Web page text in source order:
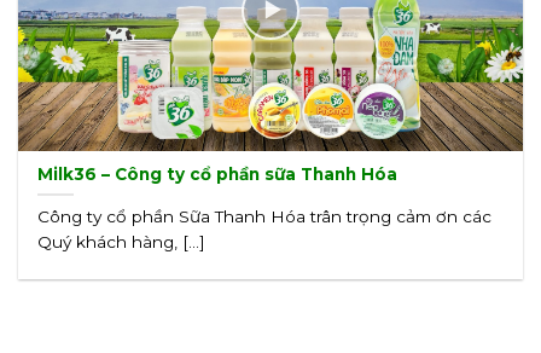
Milk36 – Công ty cổ phần sữa Thanh Hóa
Công ty cổ phần Sữa Thanh Hóa trân trọng cảm ơn các
Quý khách hàng, [...]